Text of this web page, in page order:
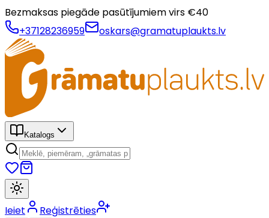
Bezmaksas piegāde pasūtījumiem virs €40
+37128236959
oskars@gramatuplaukts.lv
Katalogs
Ieiet Reģistrēties